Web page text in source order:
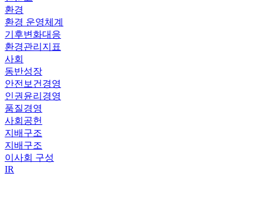
환경
환경 운영체계
기후변화대응
환경관리지표
사회
동반성장
안전보건경영
인권윤리경영
품질경영
사회공헌
지배구조
지배구조
이사회 구성
IR